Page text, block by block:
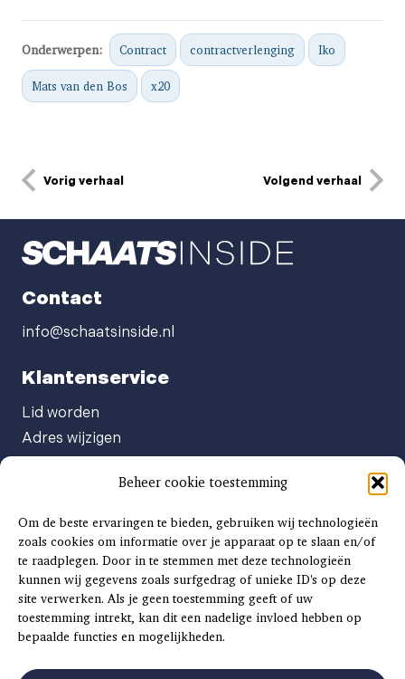
Beheer cookie toestemming
Om de beste ervaringen te bieden, gebruiken wij technologieën
zoals cookies om informatie over je apparaat op te slaan en/of
te raadplegen. Door in te stemmen met deze technologieën
kunnen wij gegevens zoals surfgedrag of unieke ID's op deze
site verwerken. Als je geen toestemming geeft of uw
toestemming intrekt, kan dit een nadelige invloed hebben op
bepaalde functies en mogelijkheden.
Onderwerpen: Contract contractverlenging Iko
Mats van den Bos x20
Vorig verhaal Volgend verhaal
Contact
info@schaatsinside.nl
Klantenservice
Lid worden
Adres wijzigen
Abonnement opzeggen
Afgeven automatische incasso
Factuur betalen
Klachtenformulier
Overige vragen
Adverteren
Advertentie Tariefkaart 2025